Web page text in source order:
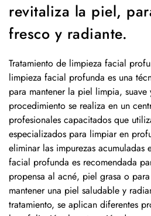
revitaliza la piel,
fresco y radiante.
Tratamiento de limpieza facial
limpieza facial profunda es una
para mantener la piel limpia, suave
procedimiento se realiza en un
profesionales capacitados que
especializados para limpiar en
eliminar las impurezas
facial profunda es recomendada
propensa al acné, piel grasa o
mantener una piel saludable y
tratamiento, se aplican diferentes